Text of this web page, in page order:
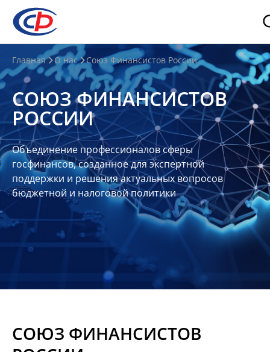
О
нас
О
СФР
Совет
Союза
Участники
Планы
отчеты
Контакты
Материалы
Главная О нас Союз Финансистов России
СОЮЗ ФИНАНСИСТОВ
РОССИИ
Объединение профессионалов сферы
госфинансов, созданное для экспертной
поддержки и решения актуальных вопросов
бюджетной и налоговой политики
СОЮЗ ФИНАНСИСТОВ